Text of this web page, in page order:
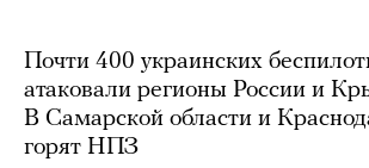
Почти 400 украинских
атаковали регионы России и
В Самарской области и
горят НПЗ